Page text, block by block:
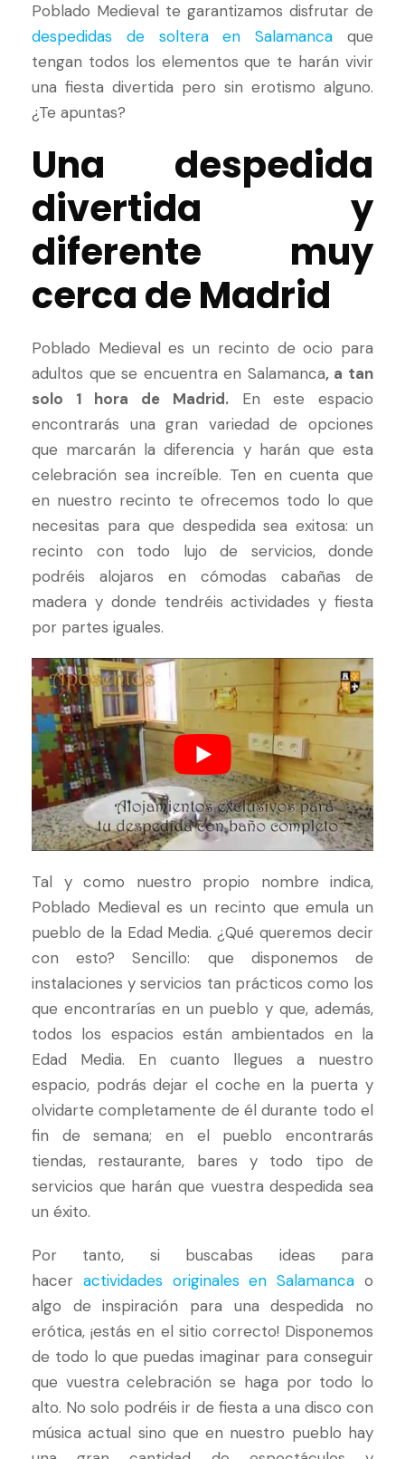
Poblado Medieval te garantizamos disfrutar de
despedidas de soltera en Salamanca que
tengan todos los elementos que te harán vivir
una fiesta divertida pero sin erotismo alguno.
¿Te apuntas?
Una despedida
divertida y
diferente muy
cerca de Madrid
Poblado Medieval es un recinto de ocio para
adultos que se encuentra en Salamanca, a tan
solo 1 hora de Madrid.En este espacio
encontrarás una gran variedad de opciones
que marcarán la diferencia y harán que esta
celebración sea increíble. Ten en cuenta que
en nuestro recinto te ofrecemos todo lo que
necesitas para que despedida sea exitosa: un
recinto con todo lujo de servicios, donde
podréis alojaros en cómodas cabañas de
madera y donde tendréis actividades y fiesta
por partes iguales.
Tal y como nuestro propio nombre indica,
Poblado Medieval es un recinto que emula un
pueblo de la Edad Media. ¿Qué queremos decir
con esto? Sencillo: que disponemos de
instalaciones y servicios tan prácticos como los
que encontrarías en un pueblo y que, además,
todos los espacios están ambientados en la
Edad Media. En cuanto llegues a nuestro
espacio, podrás dejar el coche en la puerta y
olvidarte completamente de él durante todo el
fin de semana; en el pueblo encontrarás
tiendas, restaurante, bares y todo tipo de
servicios que harán que vuestra despedida sea
un éxito.
Por tanto, si buscabas ideas para
hacer actividades originales en Salamanca o
algo de inspiración para una despedida no
erótica, ¡estás en el sitio correcto! Disponemos
de todo lo que puedas imaginar para conseguir
que vuestra celebración se haga por todo lo
alto. No solo podréis ir de fiesta a una disco con
música actual sino que en nuestro pueblo hay